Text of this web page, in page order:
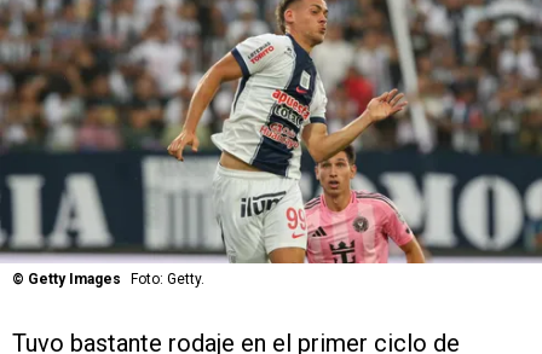
© Getty Images Foto: Getty.
Tuvo bastante rodaje en el primer ciclo de